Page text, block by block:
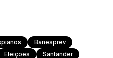
Banesprev
Eleições Santander